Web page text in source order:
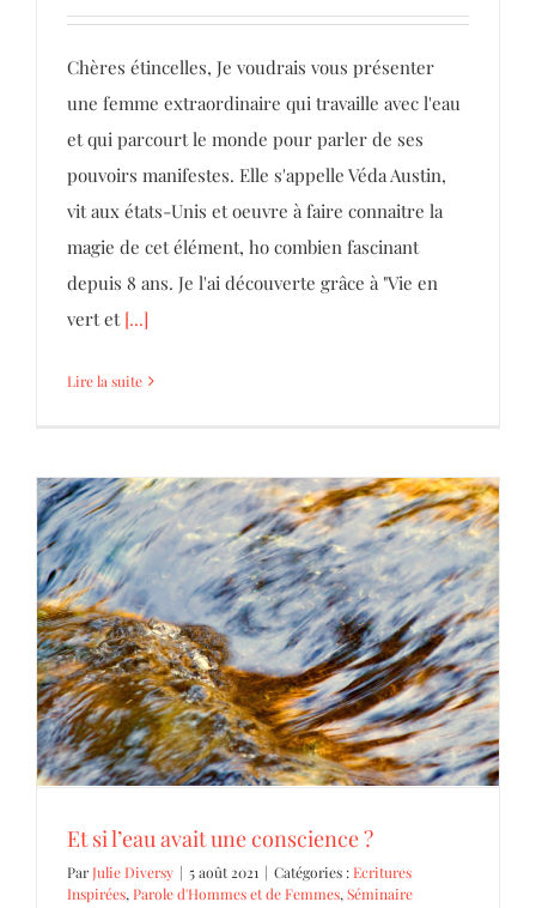
Chères étincelles, Je voudrais vous présenter
une femme extraordinaire qui travaille avec l'eau
et qui parcourt le monde pour parler de ses
pouvoirs manifestes. Elle s'appelle Véda Austin,
vit aux états-Unis et oeuvre à faire connaitre la
magie de cet élément, ho combien fascinant
depuis 8 ans. Je l'ai découverte grâce à "Vie en
vert et [...]
Lire la suite
Et si l’eau avait une conscience ?
Ecritures Inspirées Parole d'Hommes et de Femmes
Séminaire
Et si l’eau avait une conscience ?
ParJulie Diversy | 5 août 2021 | Catégories :Ecritures
Inspirées,Parole d'Hommes et de Femmes,Séminaire